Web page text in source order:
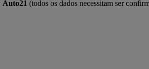
Auto21 (todos os dados necessitam ser